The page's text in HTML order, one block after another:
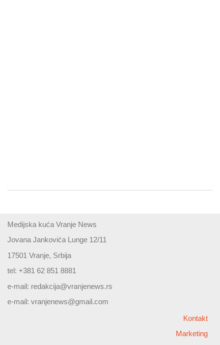
Medijska kuća Vranje News
Jovana Jankovića Lunge 12/11
17501 Vranje, Srbija
tel: +381 62 851 8881
e-mail: redakcija@vranjenews.rs
e-mail: vranjenews@gmail.com
Kontakt
Marketing